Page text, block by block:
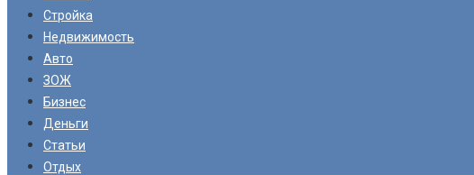
Стройка
Недвижимость
Авто
ЗОЖ
Бизнес
Деньги
Статьи
Отдых